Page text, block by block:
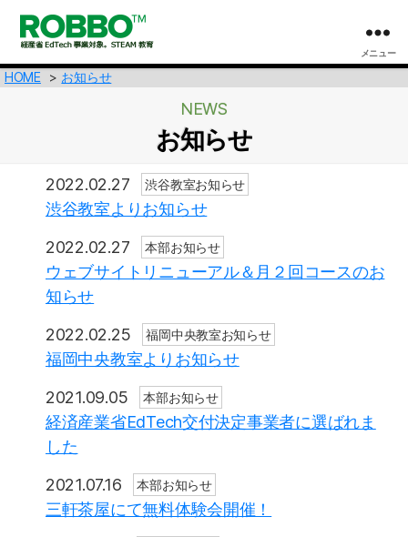
ロ
語】
ROBBO
メニュー
HOME お知らせ
NEWS
お知らせ
2022.02.27 渋谷教室お知らせ
渋谷教室よりお知らせ
2022.02.27
本部お知らせ
ウェブサイトリニューアル＆月２回コースのお
知らせ
2022.02.25
福岡中央教室お知らせ
福岡中央教室よりお知らせ
2021.09.05
本部お知らせ
経済産業省EdTech交付決定事業者に選ばれま
した
2021.07.16
本部お知らせ
三軒茶屋にて無料体験会開催！